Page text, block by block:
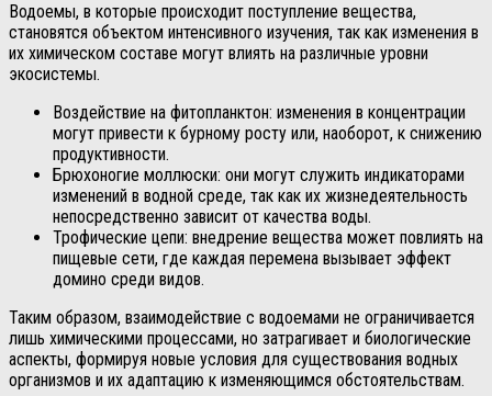
Водоемы, в которые происходит поступление вещества,
становятся объектом интенсивного изучения, так как изменения в
их химическом составе могут влиять на различные уровни
экосистемы.
Воздействие на фитопланктон: изменения в концентрации
могут привести к бурному росту или, наоборот, к снижению
продуктивности.
Брюхоногие моллюски: они могут служить индикаторами
изменений в водной среде, так как их жизнедеятельность
непосредственно зависит от качества воды.
Трофические цепи: внедрение вещества может повлиять на
пищевые сети, где каждая перемена вызывает эффект
домино среди видов.
Таким образом, взаимодействие с водоемами не ограничивается
лишь химическими процессами, но затрагивает и биологические
аспекты, формируя новые условия для существования водных
организмов и их адаптацию к изменяющимся обстоятельствам.